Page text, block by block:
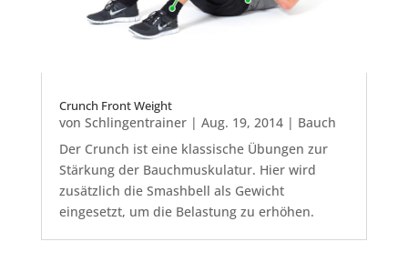
Crunch Front Weight
von Schlingentrainer| Aug. 19, 2014| Bauch
Der Crunch ist eine klassische Übungen zur
Stärkung der Bauchmuskulatur. Hier wird
zusätzlich die Smashbell als Gewicht
eingesetzt, um die Belastung zu erhöhen.